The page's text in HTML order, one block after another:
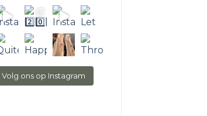
Volg ons op Instagram